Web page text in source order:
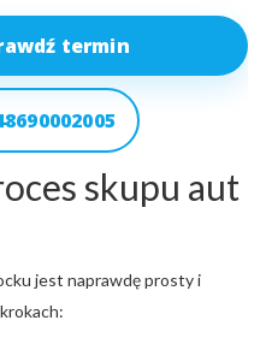
termin
skupu aut
jest naprawdę prosty i